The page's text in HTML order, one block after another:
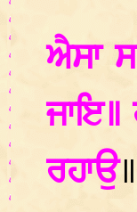
ਐਸਾ
ਜਾਇ॥
ਰਹਾਉ